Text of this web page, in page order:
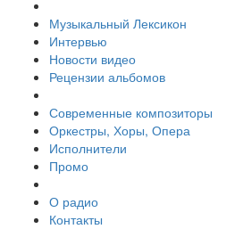
Музыкальный Лексикон
Интервью
Новости видео
Рецензии альбомов
Современные композиторы
Оркестры, Хоры, Опера
Исполнители
Промо
О радио
Контакты